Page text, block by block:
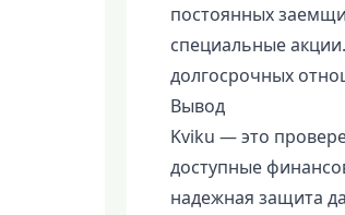
постоянных
специальные
долгосрочных
Вывод
Kviku — это
доступные
надежная защита